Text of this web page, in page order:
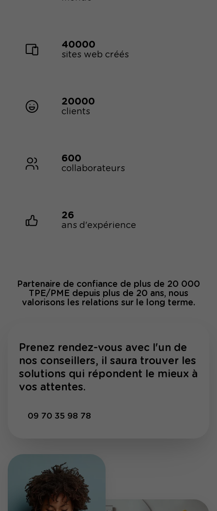
40000
sites web créés
20000
clients
600
collaborateurs
26
ans d'expérience
Partenaire de confiance de plus de 20 000
TPE/PME depuis plus de 20 ans, nous
valorisons les relations sur le long terme.
Prenez rendez-vous avec l'un de
nos conseillers, il saura trouver les
solutions qui répondent le mieux à
vos attentes.
09 70 35 98 78